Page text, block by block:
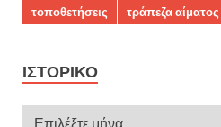
τοποθετήσεις
τράπεζα αίματος
ΙΣΤΟΡΙΚΌ